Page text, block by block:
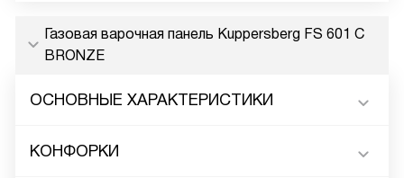
Газовая варочная панель Kuppersberg FS 601 C
BRONZE
ОСНОВНЫЕ ХАРАКТЕРИСТИКИ
КОНФОРКИ